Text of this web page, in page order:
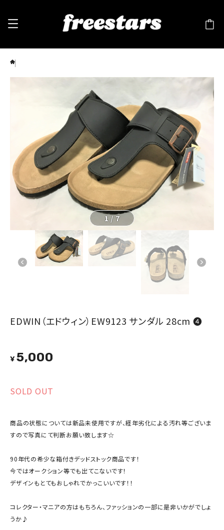
1 / 7
EDWIN（エドウィン）EW9123 サンダル 28cm ❹
¥5,000
SOLD OUT
商品の状態については新品未使用ですが、経年劣化による汚れ等ございま
すので写真にて判断お願い致します☆
90年代の希少な箱付きデッドストック商品です！
今ではオークション等でも出てこないです！
デザインもとてもおしゃれでかっこいいです！！
コレクター・マニアの方はもちろん、ファッションの一部に是非いかがでしょ
うか♪